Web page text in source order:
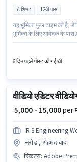
डे शिफ्ट 12वीं पास
यह भूमिका फुल टाइम की है,
भूमिका के लिए आवेदक के पास
मासिक वेतन ₹18000 रहेगा।
6 दिन पहले पोस्ट की गई थी
₹ 5,000 - 15,000per
R S Engineering
नरोडा, अहमदाबाद
स्किल्स: Adobe Premiere Pro,